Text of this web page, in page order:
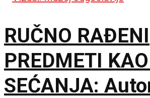
RUČNO RAĐENI
PREDMETI
SEĆANJA: